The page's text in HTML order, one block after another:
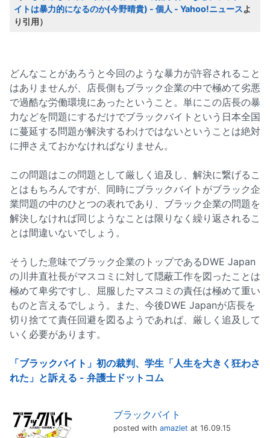
イトは暴力的になるのか(今野晴貴) - 個人 - Yahoo!ニュースよ
り引用）
どんなことがあろうと今回のような暴力が許容されること
はありませんが、店長側もブラック企業の中で極めて劣悪
で過酷な労働環境にあったということ。単にこの店長の暴
力などを問題にするだけでブラックバイトという日本全国
に蔓延する問題が解決するわけではないということは絶対
に押さえておかなければなりません。
この問題はこの問題として厳しく追及し、解決に繋げるこ
とはもちろんですが、同時にブラックバイトがブラック企
業問題の中のひとつの表れであり、ブラック企業の問題を
解決しなければ同じようなことは限りなく繰り返されるこ
とは間違いないでしょう。
そうした意味でブラック企業のトップであるDWE Japan
の川井直社長がマスコミに対して隠蔽工作を図ったことは
極めて卑劣ですし、屈服したマスコミの責任は極めて重い
ものと言えるでしょう。また、今後DWE Japanが店長を
切り捨てて責任回避を図るようであれば、厳しく追及して
いく必要があります。
「ブラックバイト」初の裁判、学生「人生を大きく狂わさ
れた」と訴える - 弁護士ドットコム
ブラックバイト
posted with amazlet at 16.09.15